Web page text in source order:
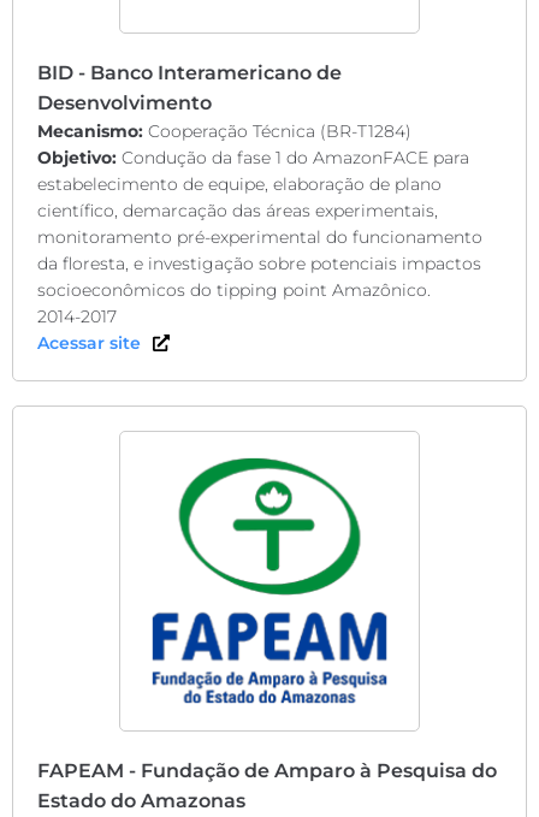
BID - Banco Interamericano de
Desenvolvimento
Mecanismo: Cooperação Técnica (BR-T1284)
Objetivo: Condução da fase 1 do AmazonFACE para
estabelecimento de equipe, elaboração de plano
científico, demarcação das áreas experimentais,
monitoramento pré-experimental do funcionamento
da floresta, e investigação sobre potenciais impactos
socioeconômicos do tipping point Amazônico.
2014-2017
Acessar site
FAPEAM - Fundação de Amparo à Pesquisa do
Estado do Amazonas